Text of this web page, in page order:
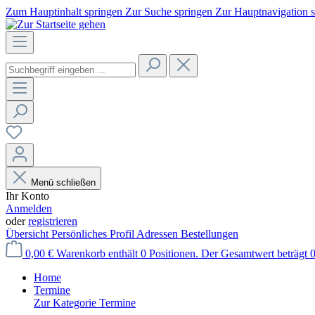
Zum Hauptinhalt springen Zur Suche springen Zur Hauptnavigation
Menü schließen
Ihr Konto
Anmelden
oderregistrieren
Übersicht Persönliches Profil Adressen Bestellungen
0,00 € Warenkorb enthält 0 Positionen. Der Gesamtwert beträgt
Home
Termine
Zur Kategorie Termine